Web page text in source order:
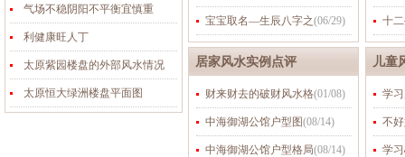
气场不稳阴阳不平衡宜慎重
利健康旺人丁
太原紫园楼盘的外部风水情况
太原恒大绿洲楼盘平面图
宝宝取名—生辰八字之(06/29) 十
居家风水实例点评
财来财去的破财风水格(01/08)
中海御湖公馆户型图(08/14)
中海御湖公馆户型格局(08/14)
儿童
学
不
学